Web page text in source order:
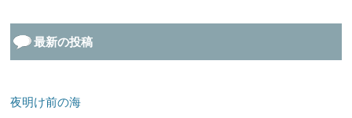
最新の投稿
夜明け前の海